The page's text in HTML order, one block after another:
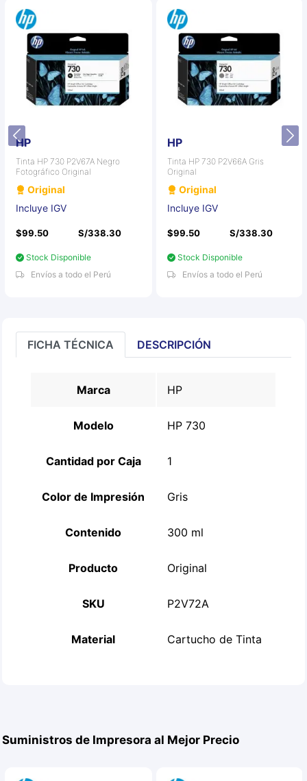
HP
Tinta HP 730 P2V67A Negro
Fotográfico Original
Original
Incluye IGV
$99.50 S/338.30
Stock Disponible
Envíos a todo el Perú
HP
Tinta HP 730 P2V66A Gris
Original
Original
Incluye IGV
$99.50 S/338.30
Stock Disponible
Envíos a todo el Perú
FICHA TÉCNICA DESCRIPCIÓN
Marca HP
Modelo HP 730
Cantidad por Caja 1
Color de Impresión Gris
Contenido 300 ml
Producto Original
SKU P2V72A
Material Cartucho de Tinta
Suministros de Impresora al Mejor Precio